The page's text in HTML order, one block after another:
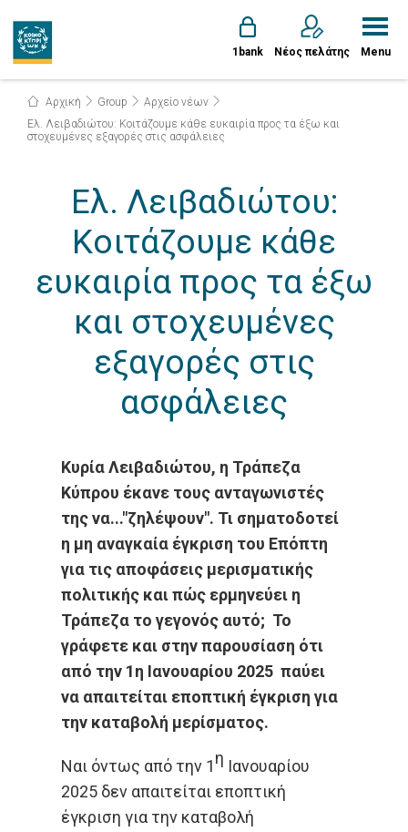
1bank Νέος πελάτης Menu
Αρχική Group
Αρχείο νέων
Ελ. Λειβαδιώτου: Κοιτάζουμε κάθε ευκαιρία προς τα έξω και
στοχευμένες εξαγορές στις ασφάλειες
Ελ. Λειβαδιώτου:
Κοιτάζουμε κάθε
ευκαιρία προς τα έξω
και στοχευμένες
εξαγορές στις
ασφάλειες
Κυρία Λειβαδιώτου, η Τράπεζα
Κύπρου έκανε τους ανταγωνιστές
της να..."ζηλέψουν". Τι σηματοδοτεί
η μη αναγκαία έγκριση του Επόπτη
για τις αποφάσεις μερισματικής
πολιτικής και πώς ερμηνεύει η
Τράπεζα το γεγονός αυτό; Το
γράφετε και στην παρουσίαση ότι
από την 1η Ιανουαρίου 2025 παύει
να απαιτείται εποπτική έγκριση για
την καταβολή μερίσματος.
Ναι όντως από την 1η Ιανουαρίου
2025 δεν απαιτείται εποπτική
έγκριση για την καταβολή